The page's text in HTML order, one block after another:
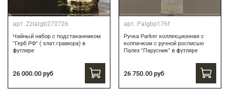
арт. Zzlatgb270726
Чайный набор с подстаканником
"Герб РФ" ( злат.гравюра) в
футляре
26 000.00 руб
арт. Palgbp176f
Ручка Parker коллекционная с
колпачком с ручной росписью
Палех "Парусник" в футляре
26 750.00 руб